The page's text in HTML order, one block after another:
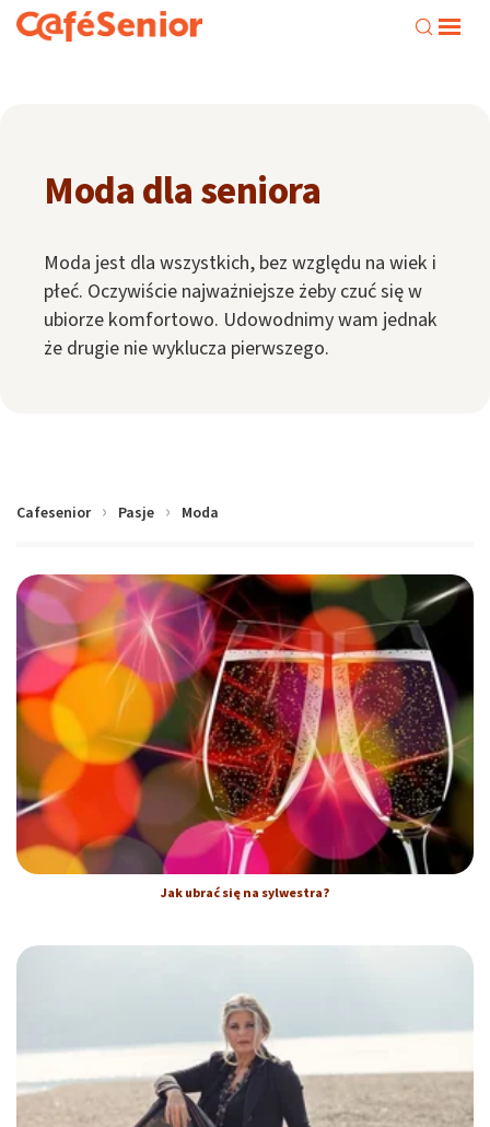
Moda dla seniora
Moda jest dla wszystkich, bez względu na wiek i
płeć. Oczywiście najważniejsze żeby czuć się w
ubiorze komfortowo. Udowodnimy wam jednak
że drugie nie wyklucza pierwszego.
Cafesenior Pasje Moda
Jak ubrać się na sylwestra?